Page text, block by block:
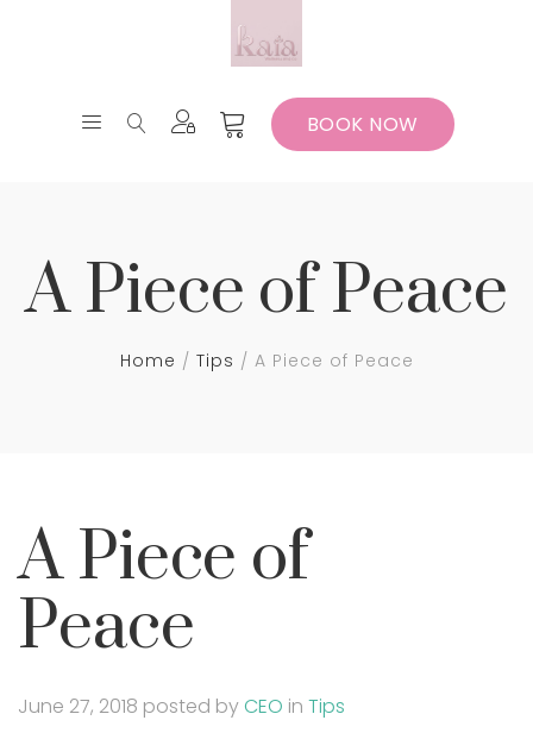
BOOK NOW
A Piece of Peace
Home Tips A Piece of Peace
A Piece of
Peace
June 27, 2018 posted byCEO in Tips